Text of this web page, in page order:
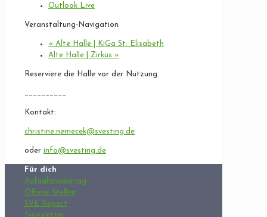
Outlook Live
Veranstaltung-Navigation
« Alte Halle | KiGa St. Elisabeth
Alte Halle | Zirkus »
Reserviere die Halle vor der Nutzung.
__________
Kontakt:
christine.nemecek@svesting.de
oder info@svesting.de
Für dich
Aufnahmeantrag
Offene Stellen
SVE Report
Newsletter